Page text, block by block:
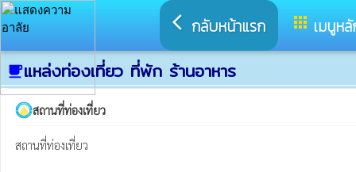
arrow_back_ios กลับหน้าแรก apps เมนูห
local_cafeแหล่งท่องเที่ยว ที่พัก ร้านอาหาร
สถานที่ท่องเที่ยว
สถานที่ท่องเที่ยว